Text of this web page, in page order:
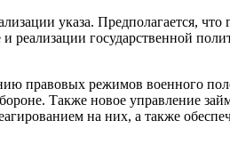
указа. Предполагается, что
реализации государственной
правовых режимов военного
Также новое управление
на них, а также